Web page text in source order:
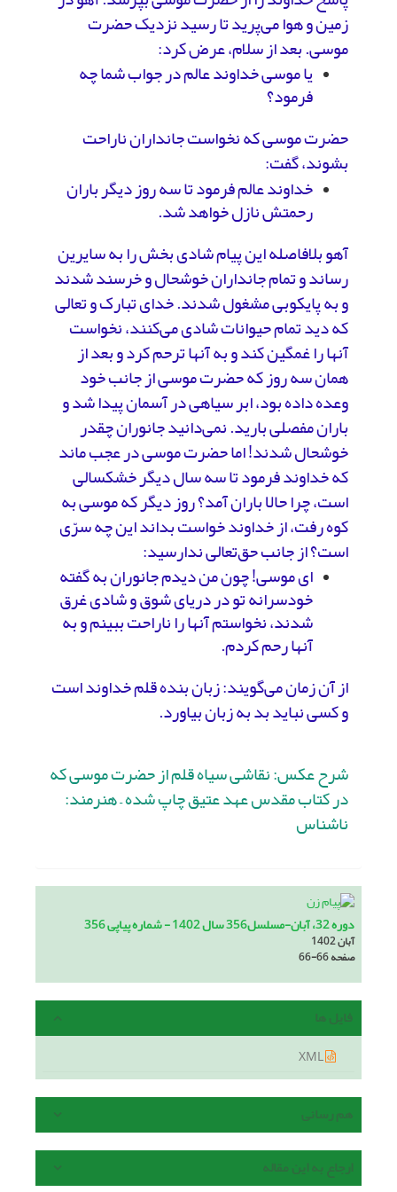
زمین و هوا می‌پرید تا رسید نزدیک حضرت
موسی. بعد از سلام، عرض کرد:
یا موسی خداوند عالم در جواب شما چه
فرمود؟
حضرت موسی که نخواست جانداران ناراحت
بشوند، گفت:
خداوند عالم فرمود تا سه روز دیگر باران
رحمتش نازل خواهد شد.
آهو بلافاصله این پیام شادی بخش را به سایرین
رساند و تمام جانداران خوشحال و خرسند شدند
و به پایکوبی مشغول شدند. خدای تبارک و تعالی
که دید تمام حیوانات شادی می‌کنند، نخواست
آنها را غمگین کند و به آنها ترحم کرد و بعد از
همان سه روز که حضرت موسی از جانب خود
وعده داده بود، ابر سیاهی در آسمان پیدا شد و
باران مفصلی بارید. نمی‌دانید جانوران چقدر
خوشحال شدند! اما حضرت موسی در عجب ماند
که خداوند فرمود تا سه سال دیگر خشکسالی
است، چرا حالا باران آمد؟ روز دیگر که موسی به
کوه رفت، از خداوند خواست بداند این چه سرّی
است؟ از جانب حق‌تعالی ندارسید:
ای موسی! چون من دیدم جانوران به گفته
خودسرانه تو در دریای شوق و شادی غرق
شدند، نخواستم آنها را ناراحت ببینم و به
آنها رحم کردم.
از آن زمان می‌گویند: زبان بنده قلم خداوند است
و کسی نباید بد به زبان بیاورد.
شرح عکس: نقاشی سیاه قلم از حضرت موسی که
در کتاب مقدس عهد عتیق چاپ شده – هنرمند:
ناشناس
دوره 32، آبان-مسلسل356 سال 1402 - شماره پیاپی 356
آبان 1402
صفحه66-66
فایل ها
هم رسانی
ارجاع به این مقاله